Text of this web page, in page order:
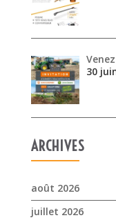
30
ARCHIVES
août 2026
juillet 2026